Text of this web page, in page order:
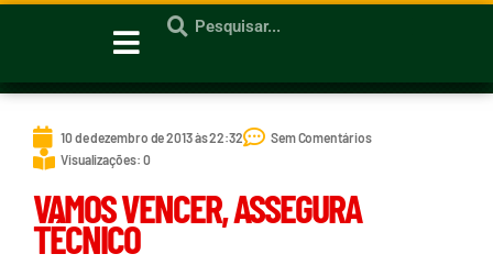
10 de dezembro de 2013 às 22:32
Sem Comentários
Visualizações: 0
VAMOS VENCER, ASSEGURA
TÉCNICO